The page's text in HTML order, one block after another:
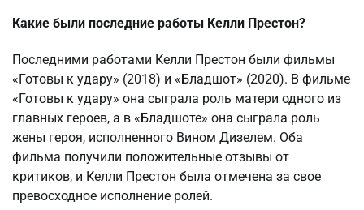
Какие были последние работы Келли Престон?
Последними работами Келли Престон были фильмы
«Готовы к удару» (2018) и «Бладшот» (2020). В фильме
«Готовы к удару» она сыграла роль матери одного из
главных героев, а в «Бладшоте» она сыграла роль
жены героя, исполненного Вином Дизелем. Оба
фильма получили положительные отзывы от
критиков, и Келли Престон была отмечена за свое
превосходное исполнение ролей.